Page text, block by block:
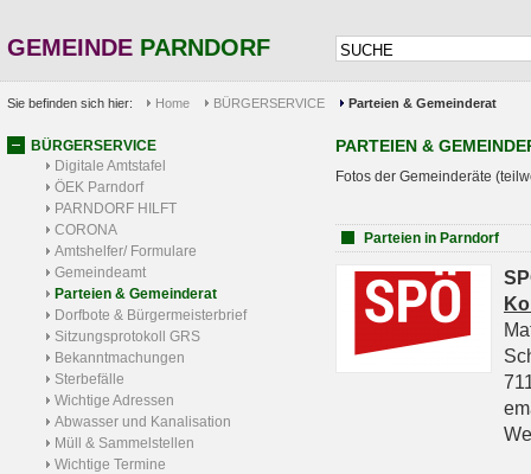
GEMEINDE PARNDORF
Sie befinden sich hier: Home BÜRGERSERVICE Parteien & Gemeinderat
BÜRGERSERVICE
Digitale Amtstafel
ÖEK Parndorf
PARNDORF HILFT
CORONA
Amtshelfer/ Formulare
Gemeindeamt
Parteien & Gemeinderat
Dorfbote & Bürgermeisterbrief
Sitzungsprotokoll GRS
Bekanntmachungen
Sterbefälle
Wichtige Adressen
Abwasser und Kanalisation
Müll & Sammelstellen
Wichtige Termine
PARTEIEN &
Fotos der Gemeinderäte
Parteien in Parndorf